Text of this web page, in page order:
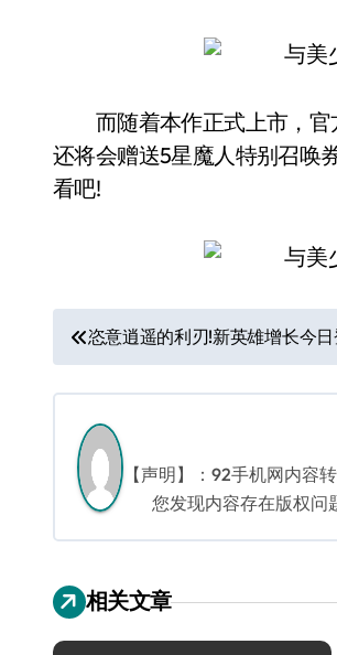
而随着本作正式上市，官
还将会赠送5星魔人特别召唤
看吧!
文
章
导
航
恣意逍遥的利刃!新英雄增长今日
【声明】：92手机网内容
您发现内容存在版权问
相关文章